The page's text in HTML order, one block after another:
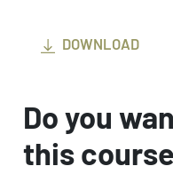
DOWNLOAD
Do you
this